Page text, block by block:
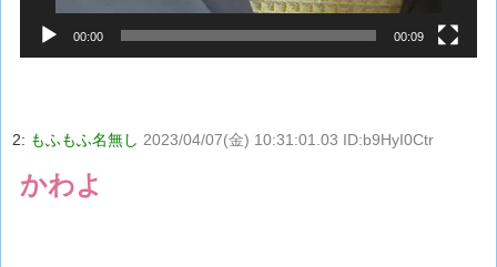
00:00 00:09
2: もふもふ名無し 2023/04/07(金) 10:31:01.03 ID:b9HyI0Ctr
かわよ